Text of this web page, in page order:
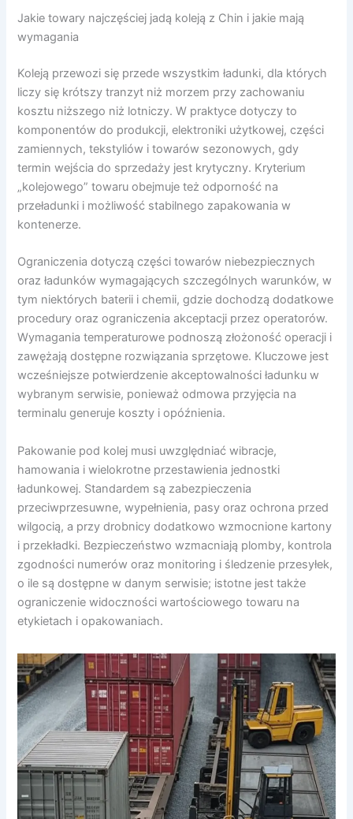
Jakie towary najczęściej jadą koleją z Chin i jakie mają
wymagania
Koleją przewozi się przede wszystkim ładunki, dla których
liczy się krótszy tranzyt niż morzem przy zachowaniu
kosztu niższego niż lotniczy. W praktyce dotyczy to
komponentów do produkcji, elektroniki użytkowej, części
zamiennych, tekstyliów i towarów sezonowych, gdy
termin wejścia do sprzedaży jest krytyczny. Kryterium
„kolejowego” towaru obejmuje też odporność na
przeładunki i możliwość stabilnego zapakowania w
kontenerze.
Ograniczenia dotyczą części towarów niebezpiecznych
oraz ładunków wymagających szczególnych warunków, w
tym niektórych baterii i chemii, gdzie dochodzą dodatkowe
procedury oraz ograniczenia akceptacji przez operatorów.
Wymagania temperaturowe podnoszą złożoność operacji i
zawężają dostępne rozwiązania sprzętowe. Kluczowe jest
wcześniejsze potwierdzenie akceptowalności ładunku w
wybranym serwisie, ponieważ odmowa przyjęcia na
terminalu generuje koszty i opóźnienia.
Pakowanie pod kolej musi uwzględniać wibracje,
hamowania i wielokrotne przestawienia jednostki
ładunkowej. Standardem są zabezpieczenia
przeciwprzesuwne, wypełnienia, pasy oraz ochrona przed
wilgocią, a przy drobnicy dodatkowo wzmocnione kartony
i przekładki. Bezpieczeństwo wzmacniają plomby, kontrola
zgodności numerów oraz monitoring i śledzenie przesyłek,
o ile są dostępne w danym serwisie; istotne jest także
ograniczenie widoczności wartościowego towaru na
etykietach i opakowaniach.